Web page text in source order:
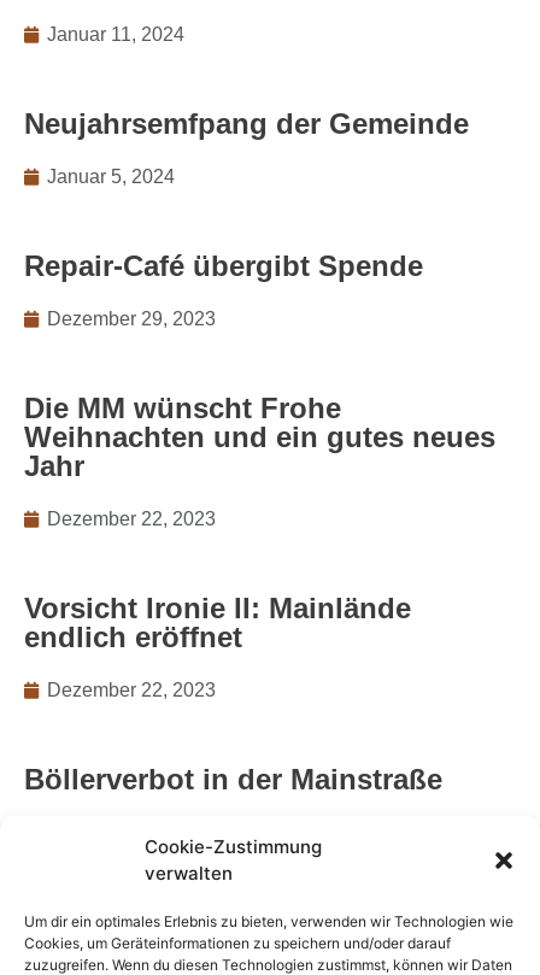
Cookie-Zustimmung
verwalten
Um dir ein optimales Erlebnis zu bieten, verwenden wir Technologien wie
Cookies, um Geräteinformationen zu speichern und/oder darauf
zuzugreifen. Wenn du diesen Technologien zustimmst, können wir Daten
Januar 11, 2024
Neujahrsemfpang der Gemeinde
Januar 5, 2024
Repair-Café übergibt Spende
Dezember 29, 2023
Die MM wünscht Frohe
Weihnachten und ein gutes neues
Jahr
Dezember 22, 2023
Vorsicht Ironie II: Mainlände
endlich eröffnet
Dezember 22, 2023
Böllerverbot in der Mainstraße
Weihnachten im Dorf